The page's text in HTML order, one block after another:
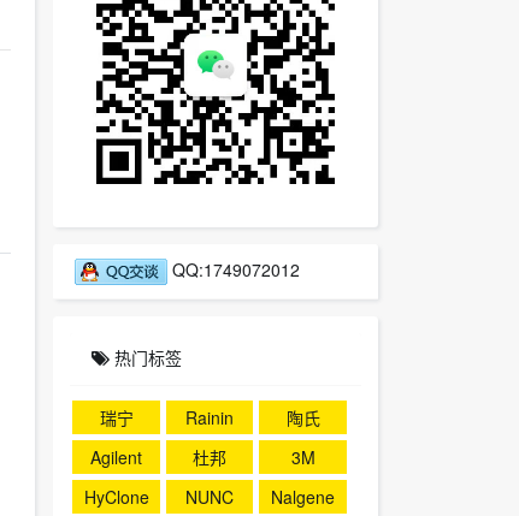
QQ:1749072012
热门标签
瑞宁 Rainin
陶氏
Agilent
杜邦
3M
HyClone
NUNC
Nalgene